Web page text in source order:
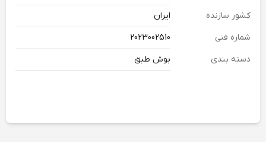
کشور سازنده
ایران
شماره فنی
2023002510
دسته بندی
بوش طبق